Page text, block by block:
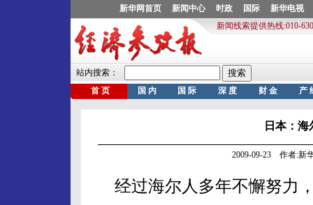
日本：
2009-09-23 作者:新
经过海尔人多年不懈努力